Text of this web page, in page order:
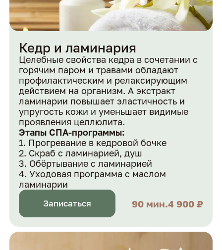
Кедр и ламинария
Целебные свойства кедра в сочетании с
горячим паром и травами обладают
профилактическим и релаксирующим
действием на организм. А экстракт
ламинарии повышает эластичность и
упругость кожи и уменьшает видимые
проявления целлюлита.
Этапы СПА-программы:
Прогревание в кедровой бочке
Скраб с ламинарией, душ
Обёртывание с ламинарией
Уходовая программа с маслом
ламинарии
Записаться 90 мин.4 900 ₽